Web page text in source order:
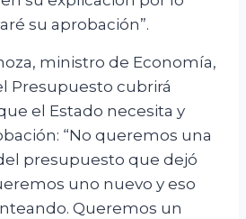
su aprobación”.
ministro de Economía,
Presupuesto cubrirá
el Estado necesita y
“No queremos una
presupuesto que dejó
uno nuevo y eso
Queremos un